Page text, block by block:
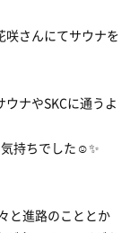
さんにてサウナを
ナやSKCに通うよ
気持ちでした☺️✨
と進路のこととか